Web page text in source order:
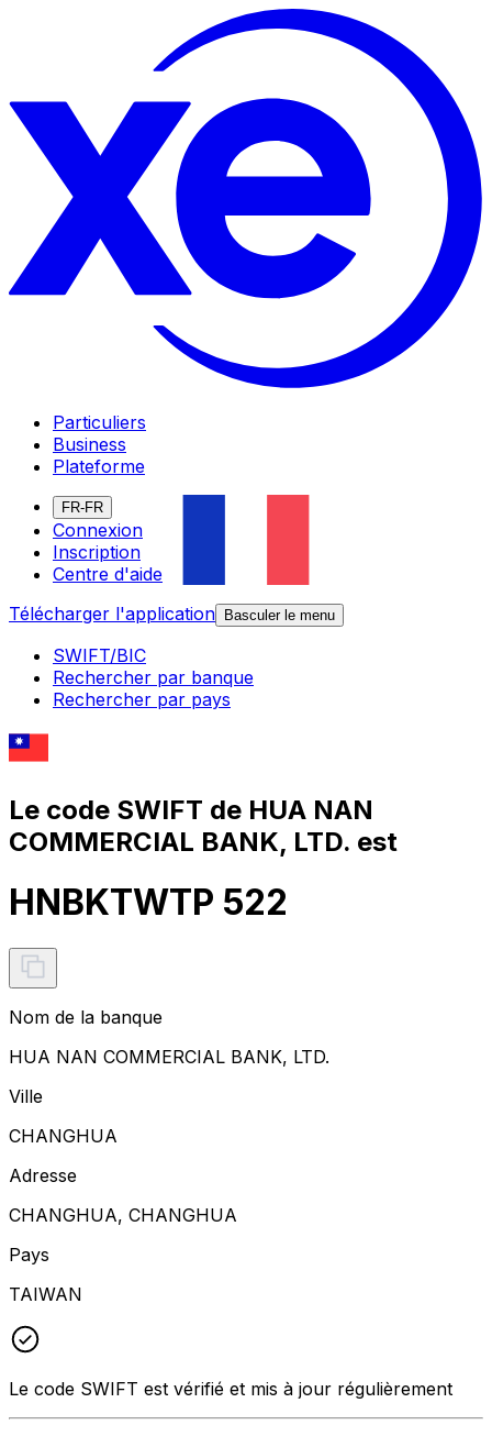
Particuliers
Business
Plateforme
FR-FR
Connexion
Inscription
Centre d'aide
Télécharger l'application
Basculer le menu
SWIFT/BIC
Rechercher par banque
Rechercher par pays
Le code SWIFT de HUA NAN
COMMERCIAL BANK, LTD. est
HNBKTWTP 522
Nom de la banque
HUA NAN COMMERCIAL BANK, LTD.
Ville
CHANGHUA
Adresse
CHANGHUA, CHANGHUA
Pays
TAIWAN
Le code SWIFT est vérifié et mis à jour régulièrement